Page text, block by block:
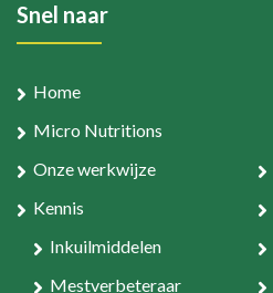
Snel naar
Home
Micro Nutritions
Onze werkwijze
Kennis
Inkuilmiddelen
Mestverbeteraar